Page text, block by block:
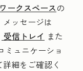
ークスペースの
ッセージは
受信トレイ また
ミュニケーショ
細をご確認く